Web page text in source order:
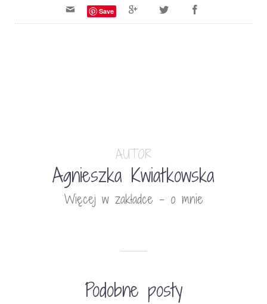
Save
AUTOR
Agnieszka Kwiatkowska
Więcej w zakładce - o mnie
Podobne posty